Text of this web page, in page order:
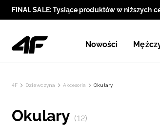
FINAL SALE: Tysiące produktów w niższych
Nowości
4F Dziewczyna Akcesoria Okulary
Okulary (12)